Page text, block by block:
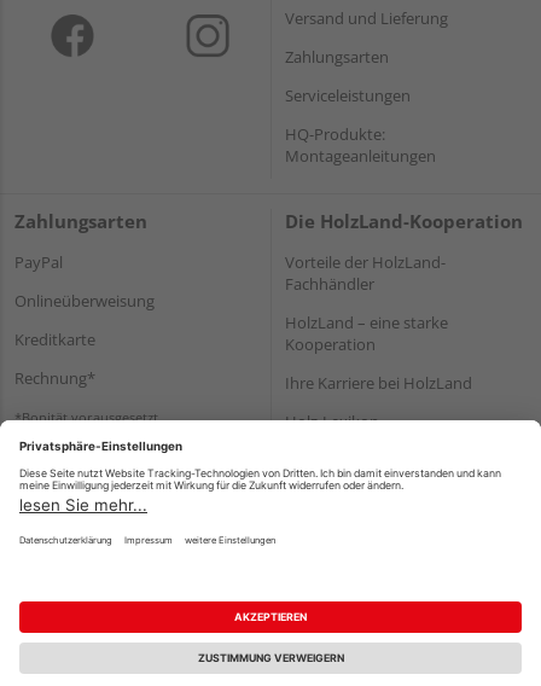
Versand und Lieferung
Zahlungsarten
Serviceleistungen
HQ-Produkte:
Montageanleitungen
Zahlungsarten
PayPal
Onlineüberweisung
Kreditkarte
Rechnung*
*Bonität vorausgesetzt
Die HolzLand-Kooperation
Vorteile der HolzLand-
Fachhändler
HolzLand – eine starke
Kooperation
Ihre Karriere bei HolzLand
Holz-Lexikon
Impressum Datenschutz
Nutzungsbedingungen
Barrierefreiheitserklärung
Vertrag widerrufen